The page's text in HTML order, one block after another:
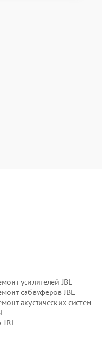
усилителей JBL
сабвуферов JBL
акустических систем
JBL